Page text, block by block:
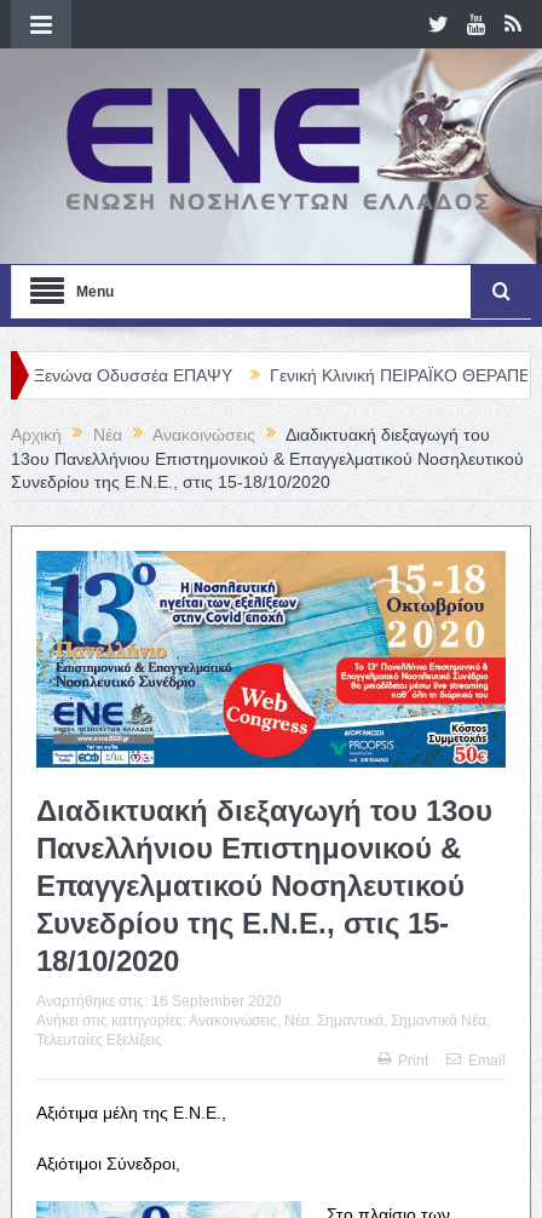
Menu
Οδυσσέα ΕΠΑΨΥ Γενική Κλινική ΠΕΙΡΑΪΚΟ ΘΕΡΑΠΕΥΤΗΡΙΟ Α.
Αρχική Νέα Ανακοινώσεις
Διαδικτυακή διεξαγωγή του
13ου Πανελλήνιου Επιστημονικού & Επαγγελματικού Νοσηλευτικού
Συνεδρίου της Ε.Ν.Ε., στις 15-18/10/2020
Διαδικτυακή διεξαγωγή του 13ου
Πανελλήνιου Επιστημονικού &
Επαγγελματικού Νοσηλευτικού
Συνεδρίου της Ε.Ν.Ε., στις 15-
18/10/2020
Αναρτήθηκε στις: 16 September 2020
Ανήκει στις κατηγορίες: Ανακοινώσεις Νέα Σημαντικά Σημαντικά Νέα
Τελευταίες Εξελίξεις
Print
Email
Αξιότιμα μέλη της Ε.Ν.Ε.,
Αξιότιμοι Σύνεδροι,
Στο πλαίσιο των